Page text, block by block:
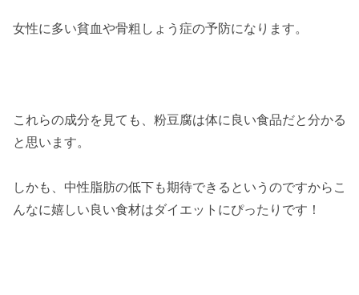
女性に多い貧血や骨粗しょう症の予防になります。
これらの成分を見ても、粉豆腐は体に良い食品だと分かる
と思います。
しかも、中性脂肪の低下も期待できるというのですからこ
んなに嬉しい良い食材はダイエットにぴったりです！